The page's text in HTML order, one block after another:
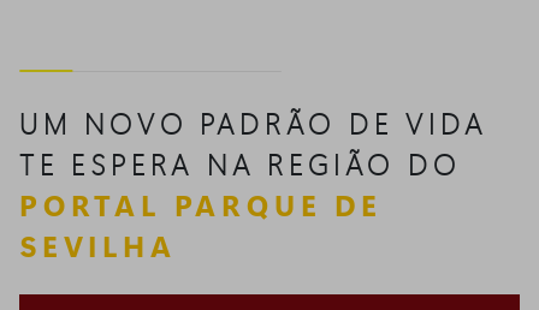
UM NOVO PADRÃO DE VIDA
TE ESPERA NA REGIÃO DO
PORTAL PARQUE DE
SEVILHA